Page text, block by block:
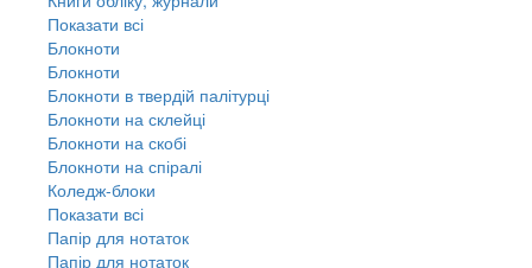
Показати всі
Блокноти
Блокноти
Блокноти в твердій палітурці
Блокноти на склейці
Блокноти на скобі
Блокноти на спіралі
Коледж-блоки
Показати всі
Папір для нотаток
Папір для нотаток